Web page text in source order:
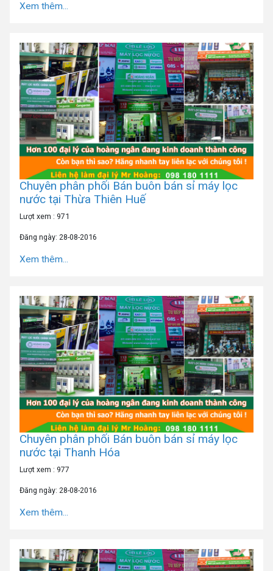
Xem thêm...
Chuyên phân phối Bán buôn bán sỉ máy lọc
nước tại Thừa Thiên Huế
Lượt xem : 971
Đăng ngày: 28-08-2016
Xem thêm...
Chuyên phân phối Bán buôn bán sỉ máy lọc
nước tại Thanh Hóa
Lượt xem : 977
Đăng ngày: 28-08-2016
Xem thêm...